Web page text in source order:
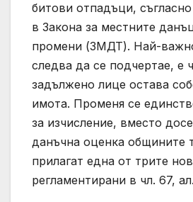
битови отпадъци,
в Закона за местните
промени (ЗМДТ). Най-
следва да се подчертае, е
задължено лице остава
имота. Променя се
за изчисление, вместо
данъчна оценка общините
прилагат една от трите
регламентирани в чл. 67,